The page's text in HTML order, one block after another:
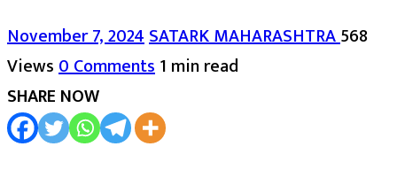
November 7, 2024SATARK MAHARASHTRA568
Views0 Comments1 min read
SHARE NOW